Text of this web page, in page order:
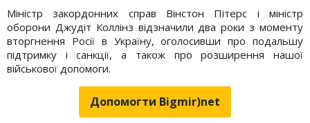
Міністр закордонних справ Вінстон Пітерс і міністр
оборони Джудіт Коллінз відзначили два роки з моменту
вторгнення Росії в Україну, оголосивши про подальшу
підтримку і санкції, а також про розширення нашої
військової допомоги.
Допомогти Bigmir)net